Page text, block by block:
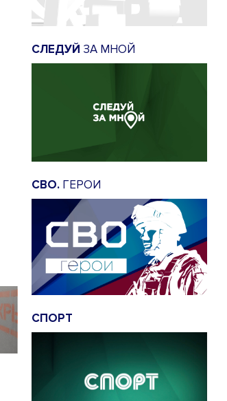
СЛЕДУЙ ЗА МНОЙ
СВО. ГЕРОИ
СПОРТ